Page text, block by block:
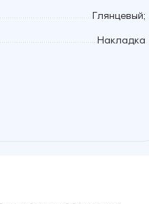
Глянцевый;
Накладка